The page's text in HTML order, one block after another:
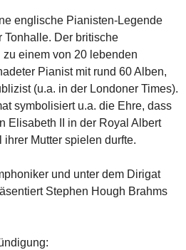
englische Pianisten-Legende
Tonhalle. Der britische
zu einem von 20 lebenden
Pianist mit rund 60 Alben,
(u.a. in der Londoner Times).
symbolisiert u.a. die Ehre, dass
Elisabeth II in der Royal Albert
Mutter spielen durfte.
und unter dem Dirigat
Stephen Hough Brahms